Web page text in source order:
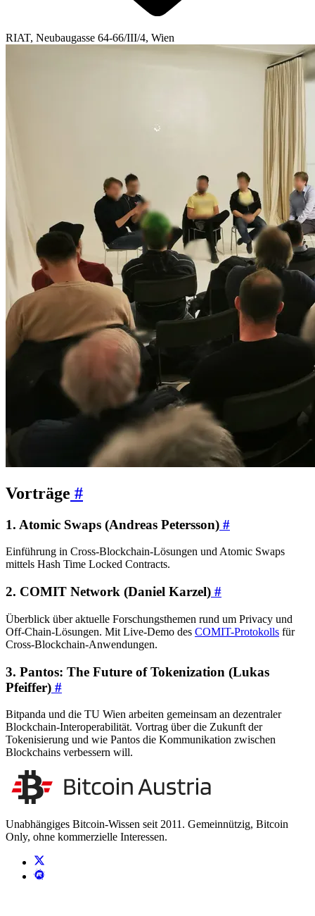
RIAT, Neubaugasse 64-66/III/4, Wien
Vorträge #
1. Atomic Swaps (Andreas Petersson) #
Einführung in Cross-Blockchain-Lösungen und Atomic Swaps
mittels Hash Time Locked Contracts.
2. COMIT Network (Daniel Karzel) #
Überblick über aktuelle Forschungsthemen rund um Privacy und
Off-Chain-Lösungen. Mit Live-Demo des COMIT-Protokolls für
Cross-Blockchain-Anwendungen.
3. Pantos: The Future of Tokenization (Lukas
Pfeiffer) #
Bitpanda und die TU Wien arbeiten gemeinsam an dezentraler
Blockchain-Interoperabilität. Vortrag über die Zukunft der
Tokenisierung und wie Pantos die Kommunikation zwischen
Blockchains verbessern will.
Unabhängiges Bitcoin-Wissen seit 2011. Gemeinnützig, Bitcoin
Only, ohne kommerzielle Interessen.